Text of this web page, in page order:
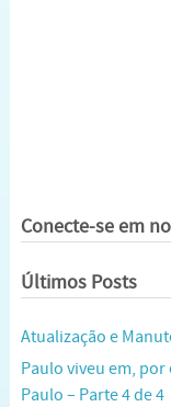
Conecte-se em
Últimos Posts
Atualização e
Paulo viveu em, por
Paulo – Parte 4 de 4